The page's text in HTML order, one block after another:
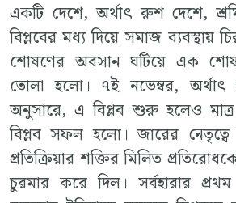
একটি দেশে, অর্থাৎ রুশ দেশে,
বিপ্লবের মধ্য দিয়ে সমাজ ব্যবস্থায়
শোষণের অবসান ঘটিয়ে এক
তোলা হলো। ৭ই নভেম্বর, অর্থাৎ
অনুসারে, এ বিপ্লব শুরু হলেও
বিপ্লব সফল হলো। জারের
প্রতিক্রিয়ার শক্তির মিলিত
চুরমার করে দিল। সর্বহারার প্রথম